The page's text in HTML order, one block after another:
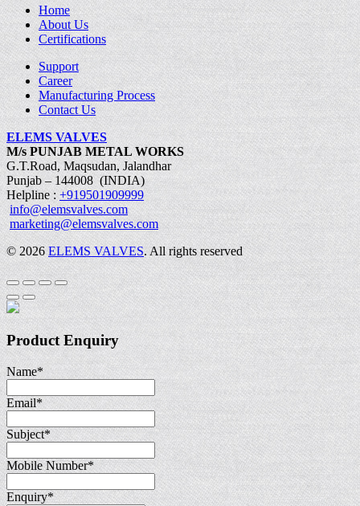
Home
About Us
Certifications
Support
Career
Manufacturing Process
Contact Us
ELEMS VALVES
M/s PUNJAB METAL WORKS
G.T.Road, Maqsudan, Jalandhar
Punjab – 144008 (INDIA)
Helpline : +919501909999
info@elemsvalves.com
marketing@elemsvalves.com
© 2026ELEMS VALVES. All rights reserved
Product Enquiry
Name*
Email*
Subject*
Mobile Number*
Enquiry*